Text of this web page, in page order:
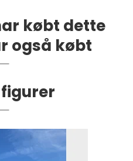
købt dette
også købt